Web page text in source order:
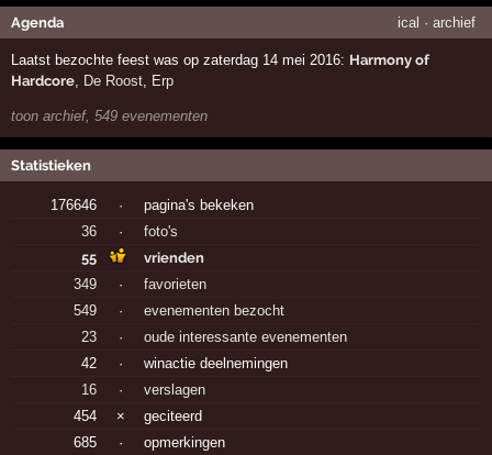
Agenda ical · archief
Laatst bezochte feest was op zaterdag 14 mei 2016: Harmony of
Hardcore, De Roost, Erp
toon archief, 549 evenementen
Statistieken
176646 ·
pagina's bekeken
36
·
foto's
55
vrienden
349
·
favorieten
549
·
evenementen bezocht
23
·
oude interessante evenementen
42
·
winactie deelnemingen
16
·
verslagen
454
×
geciteerd
685
·
opmerkingen